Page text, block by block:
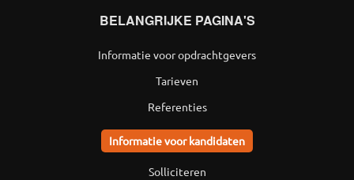
BELANGRIJKE PAGINA'S
Informatie voor opdrachtgevers
Tarieven
Referenties
Informatie voor kandidaten
Solliciteren